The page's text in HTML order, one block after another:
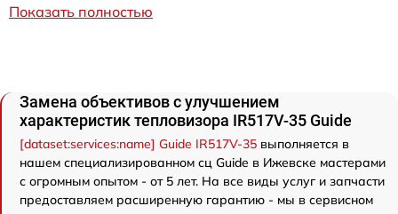
Показать полностью
Замена объективов с улучшением
характеристик тепловизора IR517V-35 Guide
[dataset:services:name] Guide IR517V-35 выполняется в
нашем специализированном сц Guide в Ижевске мастерами
с огромным опытом - от 5 лет. На все виды услуг и запчасти
предоставляем расширенную гарантию - мы в сервисном